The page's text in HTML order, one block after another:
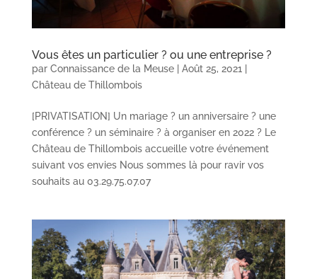
Vous êtes un particulier ? ou une entreprise ?
par Connaissance de la Meuse| Août 25, 2021|
Château de Thillombois
[PRIVATISATION] Un mariage ? un anniversaire ? une
conférence ? un séminaire ? à organiser en 2022 ? Le
Château de Thillombois accueille votre événement
suivant vos envies Nous sommes là pour ravir vos
souhaits au 03.29.75.07.07